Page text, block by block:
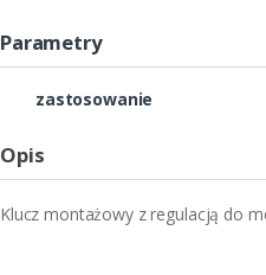
Parametry
zastosowanie
Opis
Klucz montażowy z regulacją do